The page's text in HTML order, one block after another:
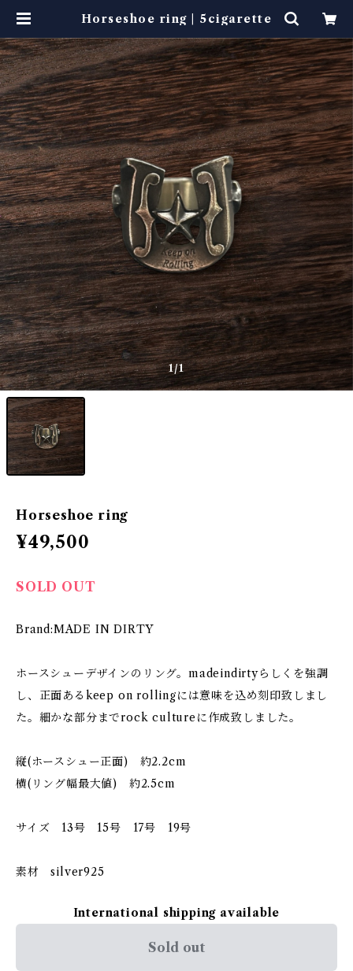
Horseshoe ring | 5cigarette
1/1
Horseshoe ring
¥49,500
SOLD OUT
Brand:MADE IN DIRTY
ホースシューデザインのリング。madeindirtyらしくを強調
し、正面あるkeep on rollingには意味を込め刻印致しまし
た。細かな部分までrock cultureに作成致しました。
縦(ホースシュー正面) 約2.2cm
横(リング幅最大値) 約2.5cm
サイズ 13号 15号 17号 19号
素材 silver925
International shipping available
Sold out